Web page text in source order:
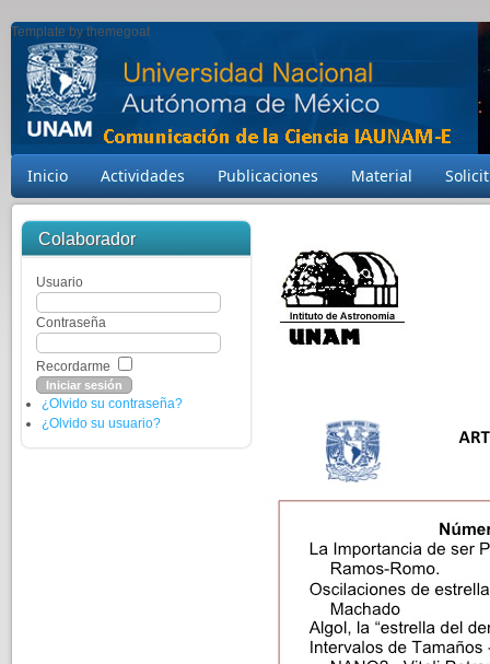
Template by themegoat
Inicio Actividades Publicaciones Material
Colaborador
Usuario
Contraseña
Recordarme
¿Olvido su contraseña?
¿Olvido su usuario?